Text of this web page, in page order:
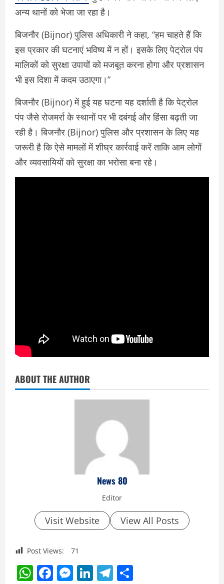
अन्य थानों को भेजा जा रहा है।
बिजनौर (Bijnor) पुलिस अधिकारी ने कहा, “हम चाहते हैं कि
इस प्रकार की घटनाएं भविष्य में न हों। इसके लिए पेट्रोल पंप
मालिकों को सुरक्षा उपायों को मजबूत करना होगा और प्रशासन
भी इस दिशा में कदम उठाएगा।”
बिजनौर (Bijnor) में हुई यह घटना यह दर्शाती है कि पेट्रोल
पंप जैसे रोजमर्रा के स्थानों पर भी दबंगई और हिंसा बढ़ती जा
रही है। बिजनौर (Bijnor) पुलिस और प्रशासन के लिए यह
जरूरी है कि ऐसे मामलों में शीघ्र कार्रवाई करें ताकि आम लोगों
और व्यवसायियों को सुरक्षा का भरोसा बना रहे।
ABOUT THE AUTHOR
News 80
Editor
Visit Website View All Posts
Post Views: 71
WhatsApp
Facebook
Messenger
LinkedIn
Telegram